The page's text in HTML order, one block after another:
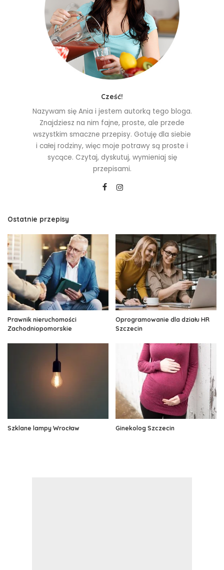
Cześć!
Nazywam się Ania i jestem autorką tego bloga.
Znajdziesz na nim fajne, proste, ale przede
wszystkim smaczne przepisy. Gotuję dla siebie
i całej rodziny, więc moje potrawy są proste i
sycące. Czytaj, dyskutuj, wymieniaj się
przepisami.
Ostatnie przepisy
Prawnik nieruchomości
Zachodniopomorskie
Oprogramowanie dla działu HR
Szczecin
Szklane lampy Wrocław Ginekolog Szczecin